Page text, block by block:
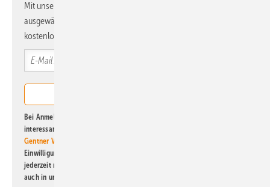
Mit unserem Newsletter erhalten Sie regelmäßig von uns
ausgewählte Informationen und Neuigkeiten, gebündelt und
kostenlos direkt ins Postfach.
Bei Anmeldung zu diesem Newsletter bin ich damit einverstanden, über
interessante Verlags- und Online-Angebote
Gentner Verlag GmbH & Co. KG
Einwilligung kann ich jederzeit widerrufen und eine Abmeldung ist
jederzeit möglich. Informationen zum Umgang mit Daten finden Sie
auch in unserer